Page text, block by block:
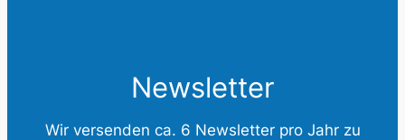
Newsletter
Wir versenden ca. 6 Newsletter pro Jahr zu